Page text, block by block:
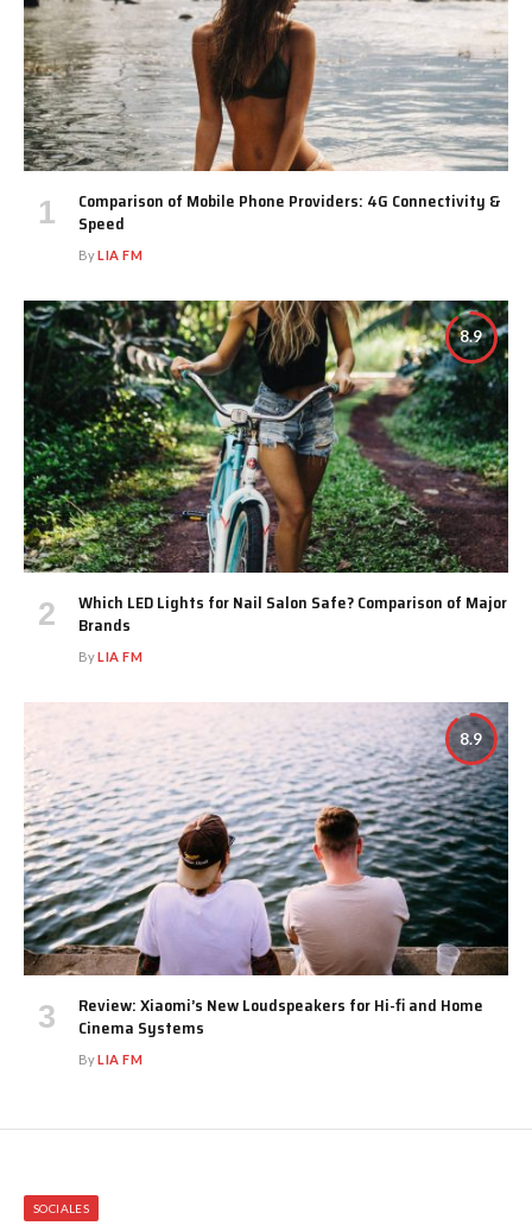
Comparison of Mobile Phone Providers: 4G Connectivity &
Speed
ByLIA FM
8.9
Which LED Lights for Nail Salon Safe? Comparison of Major
Brands
ByLIA FM
8.9
Review: Xiaomi’s New Loudspeakers for Hi-fi and Home
Cinema Systems
ByLIA FM
SOCIALES